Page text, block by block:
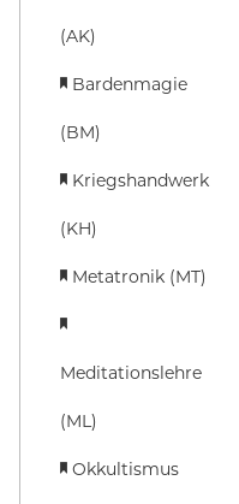
(AK)
Bardenmagie
(BM)
Kriegshandwerk
(KH)
Metatronik (MT)
Meditationslehre
(ML)
Okkultismus